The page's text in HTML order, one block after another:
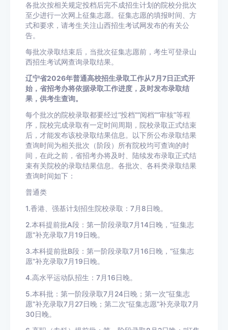
各批次按相关规定投档后完不成招生计划的院校分批次
至少进行一次网上征集志愿。征集志愿的填报时间、方
式和要求，请考生关注山西招生考试网发布的有关公
告。
每批次录取结束后，当批次征集志愿前，考生可登录山
西招生考试网查询录取结果。
辽宁省2026年普通高校招生录取工作从7月7日正式开
始，省招考办将依据录取工作进度，及时发布录取结
果，供考生查询。
每个批次的院校录取都要经过“投档”“阅档”“审核”等程
序，院校完成录取有一定时间周期，院校录取正式结束
后，才能发布该校录取结果信息。以下所公布录取结果
查询时间为相关批次（阶段）所有院校均可查询的时
间，在此之前，省招考办将及时、陆续发布录取正式结
束有关院校的录取结果信息。各批次、各科类录取结果
查询时间如下：
普通类
1.香港、强基计划招生院校录取：7月8日晚。
2.本科提前批A段：第一阶段录取7月14日晚，“征集志
愿”补充录取7月19日晚。
3.本科提前批B段：第一阶段录取7月16日晚，“征集志
愿”补充录取7月19日晚。
4.高水平运动队招生：7月16日晚。
5.本科批：第一阶段录取7月24日晚；第一次“征集志
愿”补充录取7月27日晚；第二次“征集志愿”补充录取7月
30日晚。